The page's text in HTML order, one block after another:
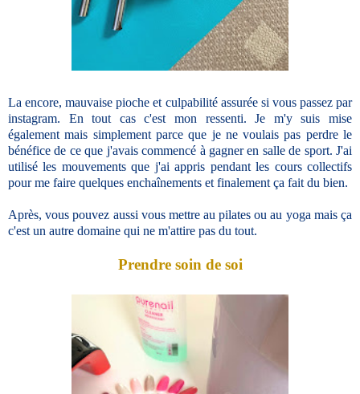
La encore, mauvaise pioche et culpabilité assurée si vous passez par
instagram. En tout cas c'est mon ressenti. Je m'y suis mise
également mais simplement parce que je ne voulais pas perdre le
bénéfice de ce que j'avais commencé à gagner en salle de sport. J'ai
utilisé les mouvements que j'ai appris pendant les cours collectifs
pour me faire quelques enchaînements et finalement ça fait du bien.
Après, vous pouvez aussi vous mettre au pilates ou au yoga mais ça
c'est un autre domaine qui ne m'attire pas du tout.
Prendre soin de soi